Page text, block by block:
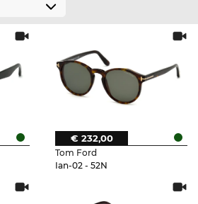
Tom Ford
Ian-02 - 52N
€ 232,00